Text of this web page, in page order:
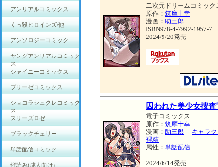
アンリアルコミックス
くっ殺ヒロインズ/他
アンソロジーコミック
ヤングアンリアルコミック
ス
シャイニーコミックス
ブリーゼコミックス
ショコラシュクレコミック
ス
スリーズロゼ
ブラックチェリー
単話配信コミック
縦読み(成人向け)
二次元ドリームコミック
原作： 筑摩十幸
漫画： 助三郎
ISBN978-4-7992-1957-7
2024/9/20発売
囚われた美少女捜
電子コミックス
原作： 筑摩十幸
漫画： 助三郎
キャラ
裡精
属性： 単話配信
2024/6/14発売